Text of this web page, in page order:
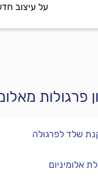
על עיצוב
פרגולות
שלד לפרגולה
אלומיניום